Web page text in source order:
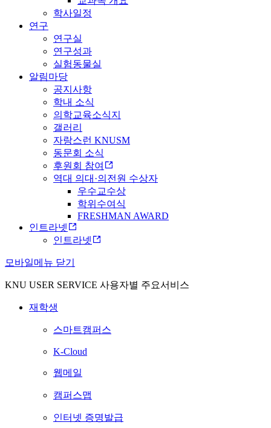
학사일정
연구
연구실
연구성과
실험동물실
알림마당
공지사항
학내 소식
의학교육소식지
갤러리
자랑스런 KNUSM
동문회 소식
후원회 참여
역대 의대·의전원 수상자
우수교수상
학위수여식
FRESHMAN AWARD
인트라넷
인트라넷
모바일메뉴 닫기
KNU USER SERVICE 사용자별 주요서비스
재학생
스마트캠퍼스
K-Cloud
웹메일
캠퍼스맵
인터넷 증명발급